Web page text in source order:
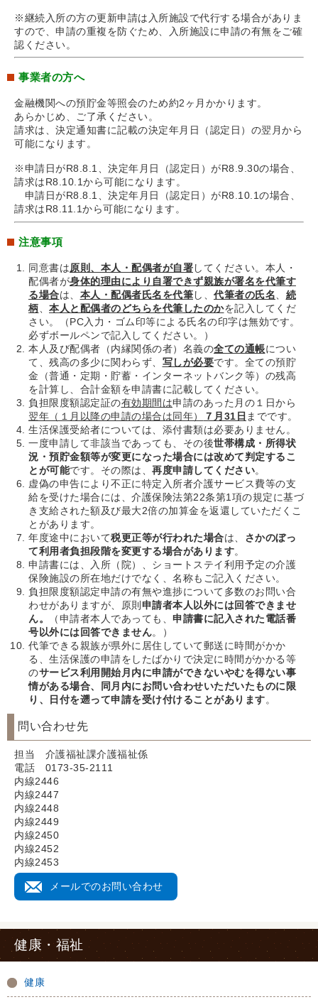
※継続入所の方の更新申請は入所施設で代行する場合がありま
すので、申請の重複を防ぐため、入所施設に申請の有無をご確
認ください。
事業者の方へ
金融機関への預貯金等照会のため約2ヶ月かかります。
あらかじめ、ご了承ください。
請求は、決定通知書に記載の決定年月日（認定日）の翌月から
可能になります。
※申請日がR8.8.1、決定年月日（認定日）がR8.9.30の場合、
請求はR8.10.1から可能になります。
申請日がR8.8.1、決定年月日（認定日）がR8.10.1の場合、
請求はR8.11.1から可能になります。
注意事項
同意書は原則、本人・配偶者が自署してください。本人・
配偶者が身体的理由により自署できず親族が署名を代筆す
る場合は、 本人・配偶者氏名を代筆し、 代筆者の氏名
続
柄
本人と配偶者のどちらを代筆したのかを記入してくだ
さい。（PC入力・ゴム印等による氏名の印字は無効です。
必ずボールペンで記入してください。）
本人及び配偶者（内縁関係の者）名義の全ての通帳につい
て、残高の多少に関わらず、 写しが必要です。全ての預貯
金（普通・定期・貯蓄・インターネットバンク等）の残高
を計算し、合計金額を申請書に記載してください。
負担限度額認定証の有効期間は申請のあった月の１日から
翌年（１月以降の申請の場合は同年）
７月31日 までです。
生活保護受給者については、添付書類は必要ありません。
一度申請して非該当であっても、その後世帯構成・所得状
況・預貯金額等が変更になった場合には改めて判定するこ
とが可能です。その際は、 再度申請してください。
虚偽の申告により不正に特定入所者介護サービス費等の支
給を受けた場合には、介護保険法第22条第1項の規定に基づ
き支給された額及び最大2倍の加算金を返還していただくこ
とがあります。
年度途中において税更正等が行われた場合は、 さかのぼっ
て利用者負担段階を変更する場合があります。
申請書には、入所（院）、ショートステイ利用予定の介護
保険施設の所在地だけでなく、名称もご記入ください。
負担限度額認定申請の有無や進捗について多数のお問い合
わせがありますが、原則 申請者本人以外には回答できませ
ん。
（申請者本人であっても、 申請書に記入された電話番
号以外には回答できません。）
代筆できる親族が県外に居住していて郵送に時間がかか
る、生活保護の申請をしたばかりで決定に時間がかかる等
のサービス利用開始月内に申請ができないやむを得ない事
情がある場合、同月内にお問い合わせいただいたものに限
り、日付を遡って申請を受け付けることがあります。
問い合わせ先
担当 介護福祉課介護福祉係
電話 0173-35-2111
内線2446
内線2447
内線2448
内線2449
内線2450
内線2452
内線2453
メールでのお問い合わせ
健康・福祉
健康